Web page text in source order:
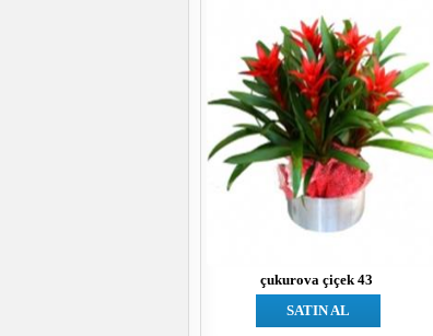
çukurova çiçek 43
SATIN AL